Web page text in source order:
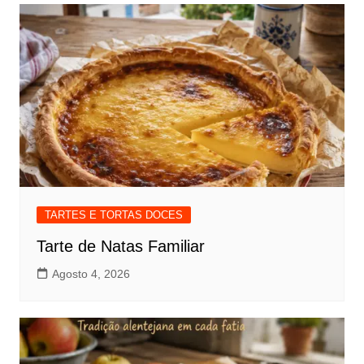
TARTES E TORTAS DOCES
Tarte de Natas Familiar
Agosto 4, 2026